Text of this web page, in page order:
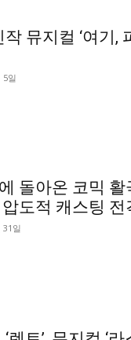
뮤지컬 ‘여기,
5일
돌아온 코믹 활
압도적 캐스팅
31일